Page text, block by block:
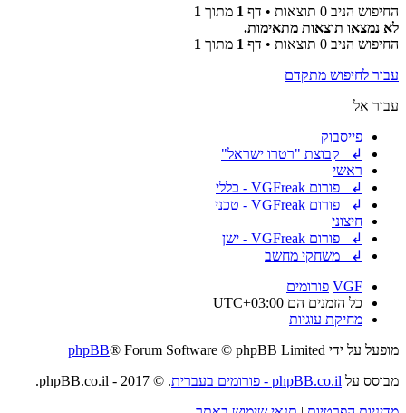
החיפוש הניב 0 תוצאות • דף
1 מתוך 1
לא נמצאו תוצאות מתאימות.
החיפוש הניב 0 תוצאות • דף
1 מתוך 1
עבור לחיפוש מתקדם
עבור אל
פייסבוק
↲ קבוצת "רטרו ישראל"
ראשי
↲ פורום VGFreak - כללי
↲ פורום VGFreak - טכני
חיצוני
↲ פורום VGFreak - ישן
↲ משחקי מחשב
VGF פורומים
כל הזמנים הם UTC+03:00
מחיקת עוגיות
מופעל על ידי
phpBB® Forum Software © phpBB Limited
מבוסס על phpBB.co.il - פורומים בעברית
. © 2017 - phpBB.co.il.